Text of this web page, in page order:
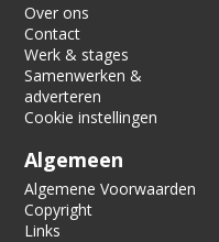
Over ons
Contact
Werk & stages
Samenwerken &
adverteren
Cookie instellingen
Algemeen
Algemene Voorwaarden
Copyright
Links